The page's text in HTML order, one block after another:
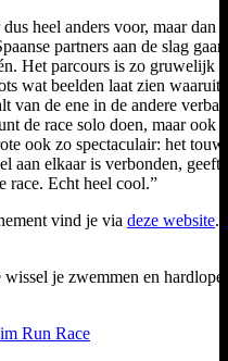
heel anders voor, maar dan
partners aan de slag
Het parcours is zo gruwelijk
wat beelden laat zien waaruit
van de ene in de andere
de race solo doen, maar ook
ook zo spectaculair: het
aan elkaar is verbonden, geeft
race. Echt heel cool.”
vind je via deze website.
je zwemmen en
Run Race